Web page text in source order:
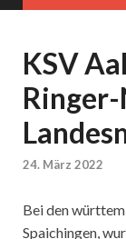
KSV
24. März 2022
Bei den
Spaichingen,